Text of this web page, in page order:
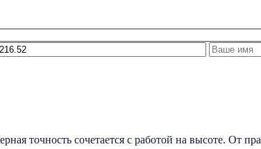
точность сочетается с работой на высоте. От